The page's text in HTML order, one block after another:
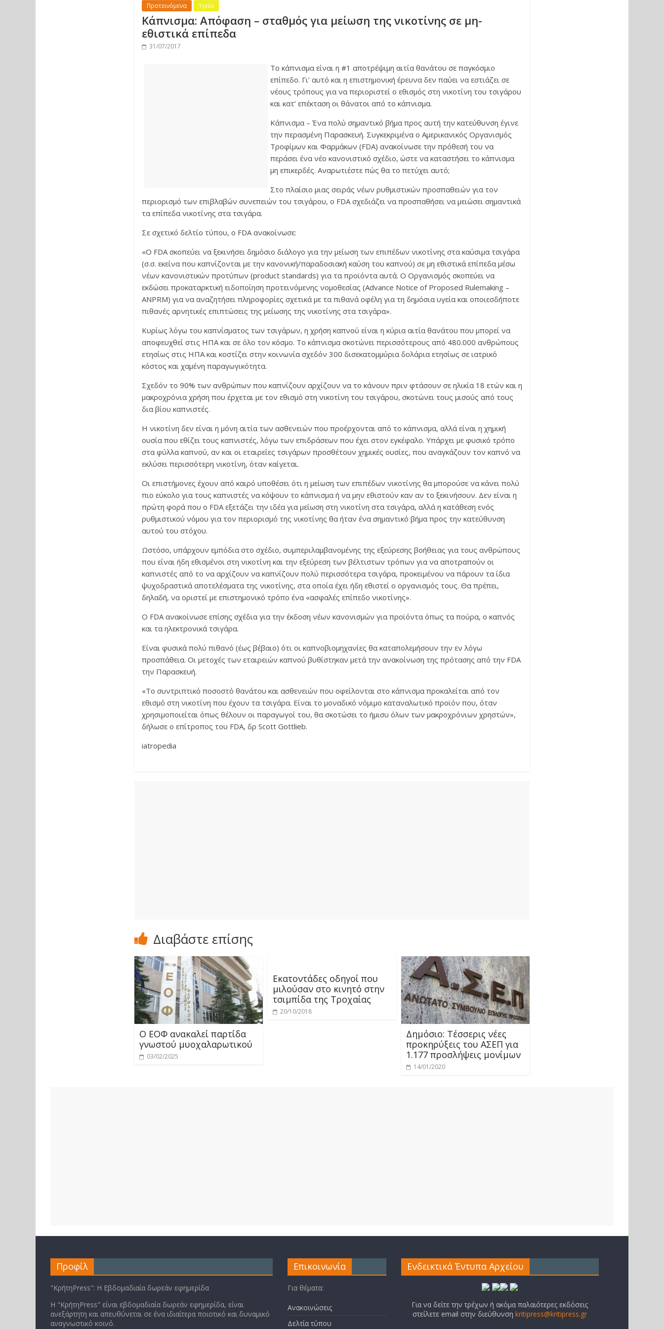
Προτεινόμενα Υγεία
Κάπνισμα: Απόφαση – σταθμός για μείωση της νικοτίνης σε μη-
εθιστικά επίπεδα
31/07/2017
Το κάπνισμα είναι η #1 αποτρέψιμη αιτία θανάτου σε παγκόσμιο
επίπεδο. Γι’ αυτό και η επιστημονική έρευνα δεν παύει να εστιάζει σε
νέους τρόπους για να περιοριστεί ο εθισμός στη νικοτίνη του τσιγάρου
και κατ’ επέκταση οι θάνατοι από το κάπνισμα.
Κάπνισμα – Ένα πολύ σημαντικό βήμα προς αυτή την κατεύθυνση έγινε
την περασμένη Παρασκευή. Συγκεκριμένα ο Αμερικανικός Οργανισμός
Τροφίμων και Φαρμάκων (FDA) ανακοίνωσε την πρόθεσή του να
περάσει ένα νέο κανονιστικό σχέδιο, ώστε να καταστήσει το κάπνισμα
μη επικερδές. Αναρωτιέστε πώς θα το πετύχει αυτό;
Στο πλαίσιο μιας σειράς νέων ρυθμιστικών προσπαθειών για τον
περιορισμό των επιβλαβών συνεπειών του τσιγάρου, ο FDA σχεδιάζει να προσπαθήσει να μειώσει σημαντικά
τα επίπεδα νικοτίνης στα τσιγάρα.
Σε σχετικό δελτίο τύπου, ο FDA ανακοίνωσε:
«Ο FDA σκοπεύει να ξεκινήσει δημόσιο διάλογο για την μείωση των επιπέδων νικοτίνης στα καύσιμα τσιγάρα
(σ.σ. εκείνα που καπνίζονται με την κανονική/παραδοσιακή καύση του καπνού) σε μη εθιστικά επίπεδα μέσω
νέων κανονιστικών προτύπων (product standards) για τα προϊόντα αυτά. Ο Oργανισμός σκοπεύει να
εκδώσει προκαταρκτική ειδοποίηση προτεινόμενης νομοθεσίας (Advance Notice of Proposed Rulemaking –
ANPRM) για να αναζητήσει πληροφορίες σχετικά με τα πιθανά οφέλη για τη δημόσια υγεία και οποιεσδήποτε
πιθανές αρνητικές επιπτώσεις της μείωσης της νικοτίνης στα τσιγάρα».
Κυρίως λόγω του καπνίσματος των τσιγάρων, η χρήση καπνού είναι η κύρια αιτία θανάτου που μπορεί να
αποφευχθεί στις ΗΠΑ και σε όλο τον κόσμο. Το κάπνισμα σκοτώνει περισσότερους από 480.000 ανθρώπους
ετησίως στις ΗΠΑ και κοστίζει στην κοινωνία σχεδόν 300 δισεκατομμύρια δολάρια ετησίως σε ιατρικό
κόστος και χαμένη παραγωγικότητα.
Σχεδόν το 90% των ανθρώπων που καπνίζουν αρχίζουν να το κάνουν πριν φτάσουν σε ηλικία 18 ετών και η
μακροχρόνια χρήση που έρχεται με τον εθισμό στη νικοτίνη του τσιγάρου, σκοτώνει τους μισούς από τους
δια βίου καπνιστές.
Η νικοτίνη δεν είναι η μόνη αιτία των ασθενειών που προέρχονται από το κάπνισμα, αλλά είναι η χημική
ουσία που εθίζει τους καπνιστές, λόγω των επιδράσεων που έχει στον εγκέφαλο. Υπάρχει με φυσικό τρόπο
στα φύλλα καπνού, αν και οι εταιρείες τσιγάρων προσθέτουν χημικές ουσίες, που αναγκάζουν τον καπνό να
εκλύσει περισσότερη νικοτίνη, όταν καίγεται.
Οι επιστήμονες έχουν από καιρό υποθέσει ότι η μείωση των επιπέδων νικοτίνης θα μπορούσε να κάνει πολύ
πιο εύκολο για τους καπνιστές να κόψουν το κάπνισμα ή να μην εθιστούν καν αν το ξεκινήσουν. Δεν είναι η
πρώτη φορά που ο FDA εξετάζει την ιδέα για μείωση στη νικοτίνη στα τσιγάρα, αλλά η κατάθεση ενός
ρυθμιστικού νόμου για τον περιορισμό της νικοτίνης θα ήταν ένα σημαντικό βήμα προς την κατεύθυνση
αυτού του στόχου.
Ωστόσο, υπάρχουν εμπόδια στο σχέδιο, συμπεριλαμβανομένης της εξεύρεσης βοήθειας για τους ανθρώπους
που είναι ήδη εθισμένοι στη νικοτίνη και την εξεύρεση των βέλτιστων τρόπων για να αποτραπούν οι
καπνιστές από το να αρχίζουν να καπνίζουν πολύ περισσότερα τσιγάρα, προκειμένου να πάρουν τα ίδια
ψυχοδραστικά αποτελέσματα της νικοτίνης, στα οποία έχει ήδη εθιστεί ο οργανισμός τους. Θα πρέπει,
δηλαδή, να οριστεί με επιστημονικό τρόπο ένα «ασφαλές επίπεδο νικοτίνης».
Ο FDA ανακοίνωσε επίσης σχέδια για την έκδοση νέων κανονισμών για προϊόντα όπως τα πούρα, ο καπνός
και τα ηλεκτρονικά τσιγάρα.
Είναι φυσικά πολύ πιθανό (έως βέβαιο) ότι οι καπνοβιομηχανίες θα καταπολεμήσουν την εν λόγω
προσπάθεια. Οι μετοχές των εταιρειών καπνού βυθίστηκαν μετά την ανακοίνωση της πρότασης από την FDA
την Παρασκευή.
«Το συντριπτικό ποσοστό θανάτου και ασθενειών που οφείλονται στο κάπνισμα προκαλείται από τον
εθισμό στη νικοτίνη που έχουν τα τσιγάρα. Είναι το μοναδικό νόμιμο καταναλωτικό προϊόν που, όταν
χρησιμοποιείται όπως θέλουν οι παραγωγοί του, θα σκοτώσει το ήμισυ όλων των μακροχρόνιων χρηστών»,
δήλωσε ο επίτροπος του FDA, δρ Scott Gottlieb.
iatropedia
Διαβάστε επίσης
Ο ΕΟΦ ανακαλεί παρτίδα
γνωστού μυοχαλαρωτικού
03/02/2025
Εκατοντάδες οδηγοί που
μιλούσαν στο κινητό στην
τσιμπίδα της Τροχαίας
20/10/2018
Δημόσιο: Τέσσερις νέες
προκηρύξεις του ΑΣΕΠ για
1.177 προσλήψεις μονίμων
14/01/2020
Προφίλ
"ΚρήτηPress": Η Εβδομαδιαία δωρεάν εφημερίδα
Η "ΚρήτηPress" είναι εβδομαδιαία δωρεάν εφημερίδα, είναι
ανεξάρτητη και απευθύνεται σε ένα ιδιαίτερα ποιοτικό και δυναμικό
αναγνωστικό κοινό.
Επικοινωνία
Για θέματα:
Ανακοινώσεις
Δελτία τύπου
Ενδεικτικά Έντυπα Αρχείου
Για να δείτε την τρέχων ή ακόμα παλαιότερες εκδόσεις
στείλετε email στην διεύθυνσηkritipress@kritipress.gr